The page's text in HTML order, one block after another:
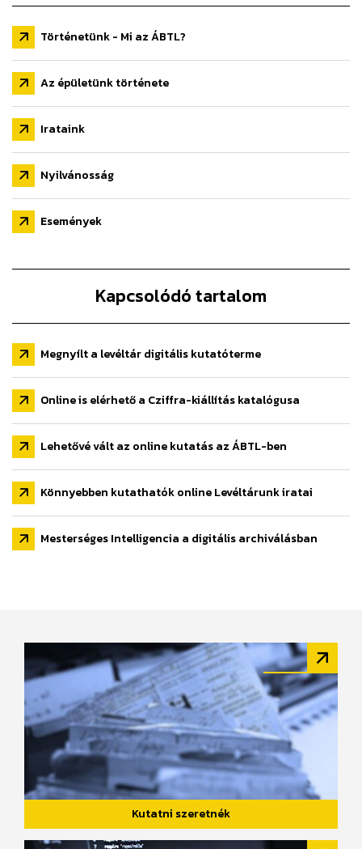
Történetünk - Mi az ÁBTL?
Az épületünk története
Irataink
Nyilvánosság
Események
Kapcsolódó tartalom
Megnyílt a levéltár digitális kutatóterme
Online is elérhető a Cziffra-kiállítás katalógusa
Lehetővé vált az online kutatás az ÁBTL-ben
Könnyebben kutathatók online Levéltárunk iratai
Mesterséges Intelligencia a digitális archiválásban
Kutatni szeretnék